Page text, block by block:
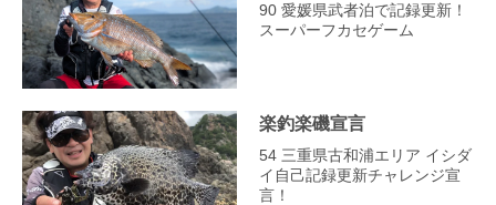
90 愛媛県武者泊で記録更新！
スーパーフカセゲーム
楽釣楽磯宣言
54 三重県古和浦エリア イシダ
イ自己記録更新チャレンジ宣
言！